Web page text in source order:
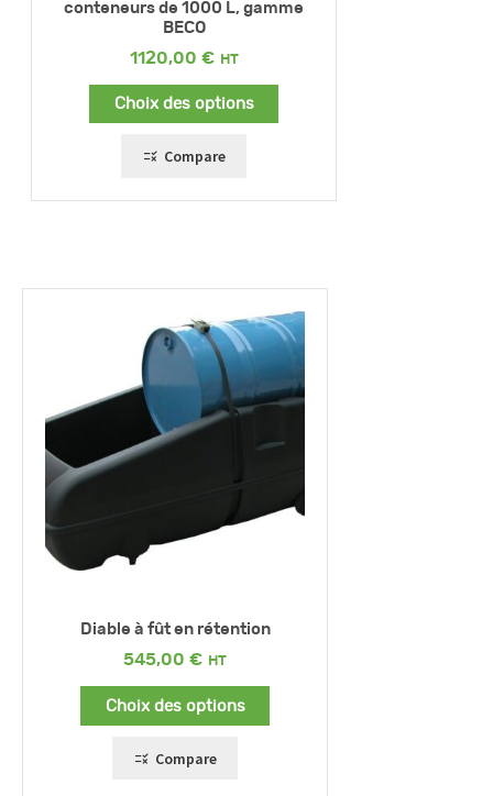
conteneurs de 1000 L, gamme
BECO
1120,00 €
Choix des options
Compare
Diable à fût en rétention
545,00 €
Choix des options
Compare